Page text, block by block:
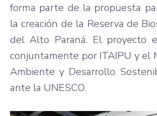
forma parte de la propuesta
la creación de la Reserva de
del Alto Paraná. El proyecto
conjuntamente por ITAIPU y el
Ambiente y Desarrollo
ante la UNESCO.